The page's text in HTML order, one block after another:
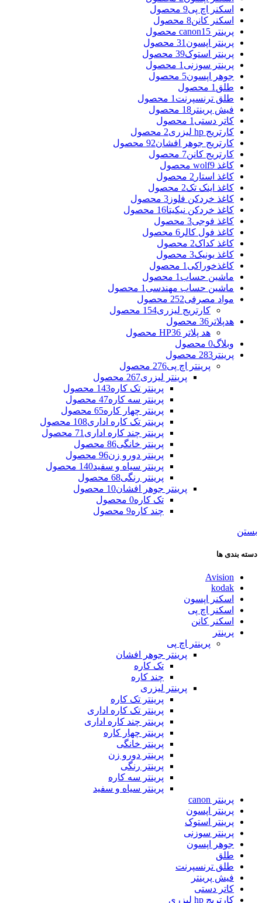
اسکنر اچ پی9 محصول
اسکنر کانن8 محصول
پرینتر canon 15 محصول
پرینتر اپسون 31 محصول
پرینتر استوک39 محصول
پرینتر سوزنی 1 محصول
جوهر اپسون5 محصول
طلق 1 محصول
طلق ترنسپرنت 1 محصول
فیش پرینتر 18 محصول
کاتر دستی 1 محصول
کارتریج hp لیزری
2 محصول
کارتریج جوهر افشان92 محصول
کارتریج کانن7 محصول
کاغذ wolf 9 محصول
کاغذ استار 2 محصول
کاغذ اینک تک2 محصول
کاغذ خردکن فلوز 3 محصول
کاغذ خردکن نیکیتا16 محصول
کاغذ فوجی3 محصول
کاغذ فول کالر 6 محصول
کاغذ کداک2 محصول
کاغذ یونیک3 محصول
کاغذخوراکی 1 محصول
ماشین حساب 1 محصول
ماشین حساب مهندسی 1 محصول
مواد مصرفی252 محصول
کارتریج لیزری154 محصول
هدپلاتر 36 محصول
هد پلاتر HP 36 محصول
وبلاگ0 محصول
پرینتر 283 محصول
پرینتر اچ پی276 محصول
پرینتر لیزری267 محصول
پرینتر تک کاره143 محصول
پرینتر سه کاره47 محصول
پرینتر چهار کاره65 محصول
پرینتر تک کاره اداری108 محصول
پرینتر چند کاره اداری 71 محصول
پرینتر خانگی86 محصول
پرینتر دورو زن96 محصول
پرینتر سیاه و سفید140 محصول
پرینتر رنگی68 محصول
پرینتر جوهر افشان10 محصول
تک کاره0 محصول
چند کاره9 محصول
بستن
دسته بندی ها
Avision
kodak
اسکنر اپسون
اسکنر اچ پی
اسکنر کانن
پرینتر
پرینتر اچ پی
پرینتر جوهر افشان
تک کاره
چند کاره
پرینتر لیزری
پرینتر تک کاره
پرینتر تک کاره اداری
پرینتر چند کاره اداری
پرینتر چهار کاره
پرینتر خانگی
پرینتر دورو زن
پرینتر رنگی
پرینتر سه کاره
پرینتر سیاه و سفید
پرینتر canon
پرینتر اپسون
پرینتر استوک
پرینتر سوزنی
جوهر اپسون
طلق
طلق ترنسپرنت
فیش پرینتر
کاتر دستی
کارتریج hp لیزری